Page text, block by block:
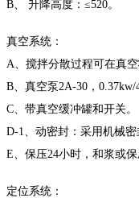
B、 升降高度：≤520。
真空系统：
A、搅拌分散过程可在真
B、真空泵2A-30，0.37kw/
C、带真空缓冲罐和开关。
D-1、动密封：采用机械密
E、保压24小时，和浆或
定位系统：